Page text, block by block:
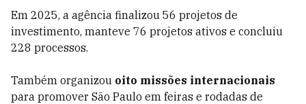
Em 2025, a agência finalizou 56 projetos de
investimento, manteve 76 projetos ativos e concluiu
228 processos.
Também organizou oito missões internacionais
para promover São Paulo em feiras e rodadas de